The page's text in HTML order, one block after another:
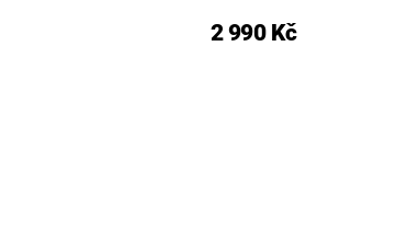
2 990 Kč